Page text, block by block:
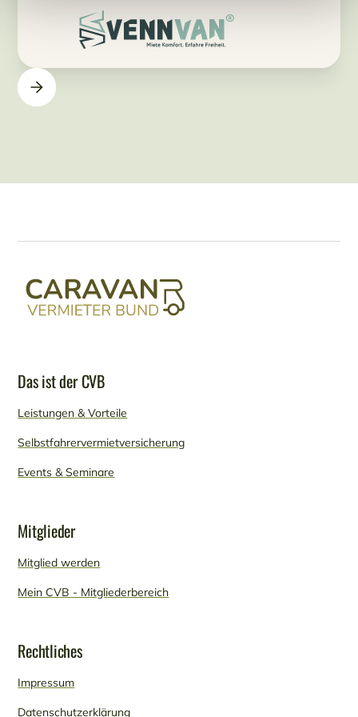
Das ist der CVB
Leistungen & Vorteile
Selbstfahrervermietversicherung
Events & Seminare
Mitglieder
Mitglied werden
Mein CVB - Mitgliederbereich
Rechtliches
Impressum
Datenschutzerklärung